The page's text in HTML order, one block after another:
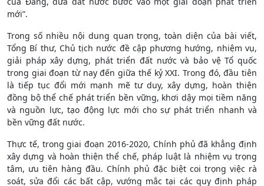
mới”.
Trong số nhiều nội dung quan trọng, toàn diện của bài viết,
Tổng Bí thư, Chủ tịch nước đề cập phương hướng, nhiệm vụ,
giải pháp xây dựng, phát triển đất nước và bảo vệ Tổ quốc
trong giai đoạn từ nay đến giữa thế kỷ XXI. Trong đó, đầu tiên
là tiếp tục đổi mới mạnh mẽ tư duy, xây dựng, hoàn thiện
đồng bộ thể chế phát triển bền vững, khơi dậy mọi tiềm năng
và nguồn lực, tạo động lực mới cho sự phát triển nhanh và
bền vững đất nước.
Thực tế, trong giai đoạn 2016-2020, Chính phủ đã khẳng định
xây dựng và hoàn thiện thể chế, pháp luật là nhiệm vụ trọng
tâm, ưu tiên hàng đầu. Chính phủ đặc biệt coi trọng việc rà
soát, sửa đổi các bất cập, vướng mắc tại các quy định pháp